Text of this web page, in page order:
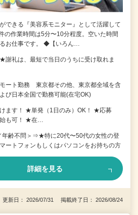
できる『美容系モニター』として活躍して
の作業時間は5分〜10分程度。空いた時間
お仕事です。 ◆【いろん…
礼は、最短で当日のうちに受け取れま
ート勤務 東京都その他、東京都全域を含
び日本全国で勤務可能(在宅OK)
ます！ ★単発（1日のみ）OK！ ★応募
始も可！ ★在…
年齢不問＞⇒★特に20代〜50代の女性の登
トフォンもしくはパソコンをお持ちの方
詳細を見る
更新日： 2026/07/31 掲載終了日： 2026/08/24